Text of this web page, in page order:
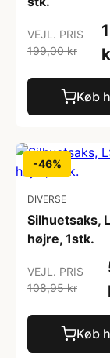
VEJL. PRIS
199,00 kr
Køb
-46%
DIVERSE
Silhuetsaks,
højre, 1stk.
VEJL. PRIS
108,95 kr
Køb